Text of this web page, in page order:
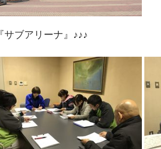
『サブアリーナ』♪♪♪